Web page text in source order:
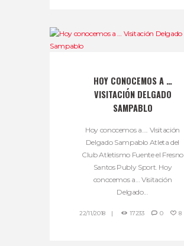
HOY CONOCEMOS A …
VISITACIÓN DELGADO
SAMPABLO
Hoy conocemos a…. Visitación
Delgado Sampablo Atleta del
Club Atletismo Fuente el Fresno
Santos Publy Sport. Hoy
conocemos a… Visitación
Delgado...
22/11/2018 17233 0 8